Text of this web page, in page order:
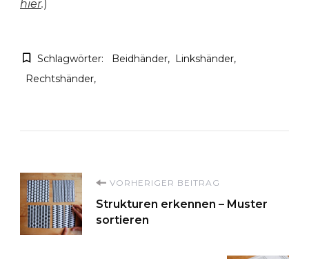
hier.)
Schlagwörter: Beidhänder
Linkshänder
Rechtshänder
Beitragsnavigation
VORHERIGER BEITRAG
Strukturen erkennen – Muster
sortieren